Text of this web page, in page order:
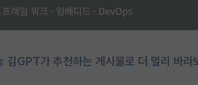
김GPT가 추천하는 게시물로 더 멀리 바라